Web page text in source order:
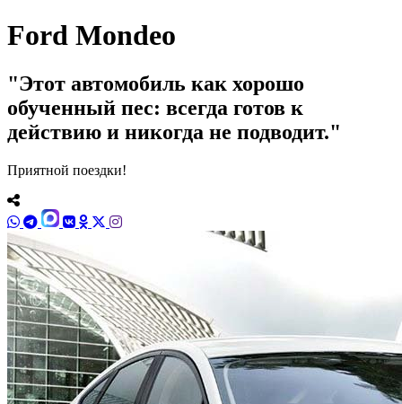
Ford Mondeo
Этот автомобиль как хорошо
обученный пес: всегда готов к
действию и никогда не подводит.
Приятной поездки!